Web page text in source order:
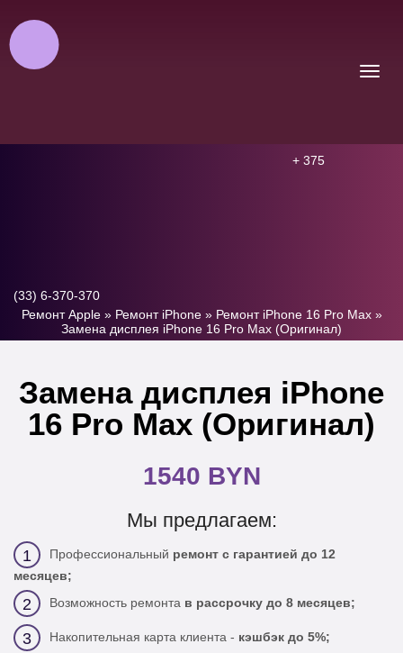
+ 375
(33) 6-370-370
Ремонт Apple» Ремонт iPhone» Ремонт iPhone 16 Pro Max»
Замена дисплея iPhone 16 Pro Max (Оригинал)
Замена дисплея iPhone
16 Pro Max (Оригинал)
1540 BYN
Мы предлагаем:
1 Профессиональный ремонт с гарантией до 12
месяцев;
2 Возможность ремонта в рассрочку до 8 месяцев;
3 Накопительная карта клиента - кэшбэк до 5%;